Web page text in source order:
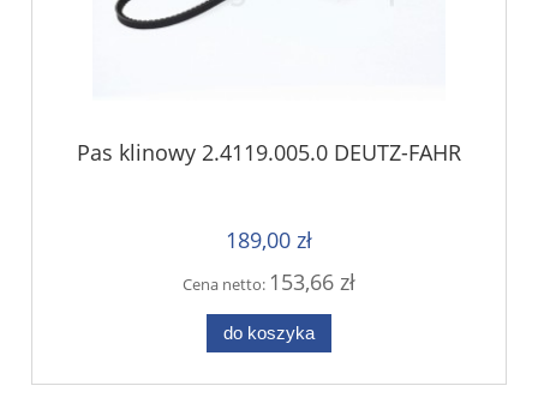
Pas klinowy 2.4119.005.0 DEUTZ-FAHR
189,00 zł
Cena netto: 153,66 zł
do koszyka